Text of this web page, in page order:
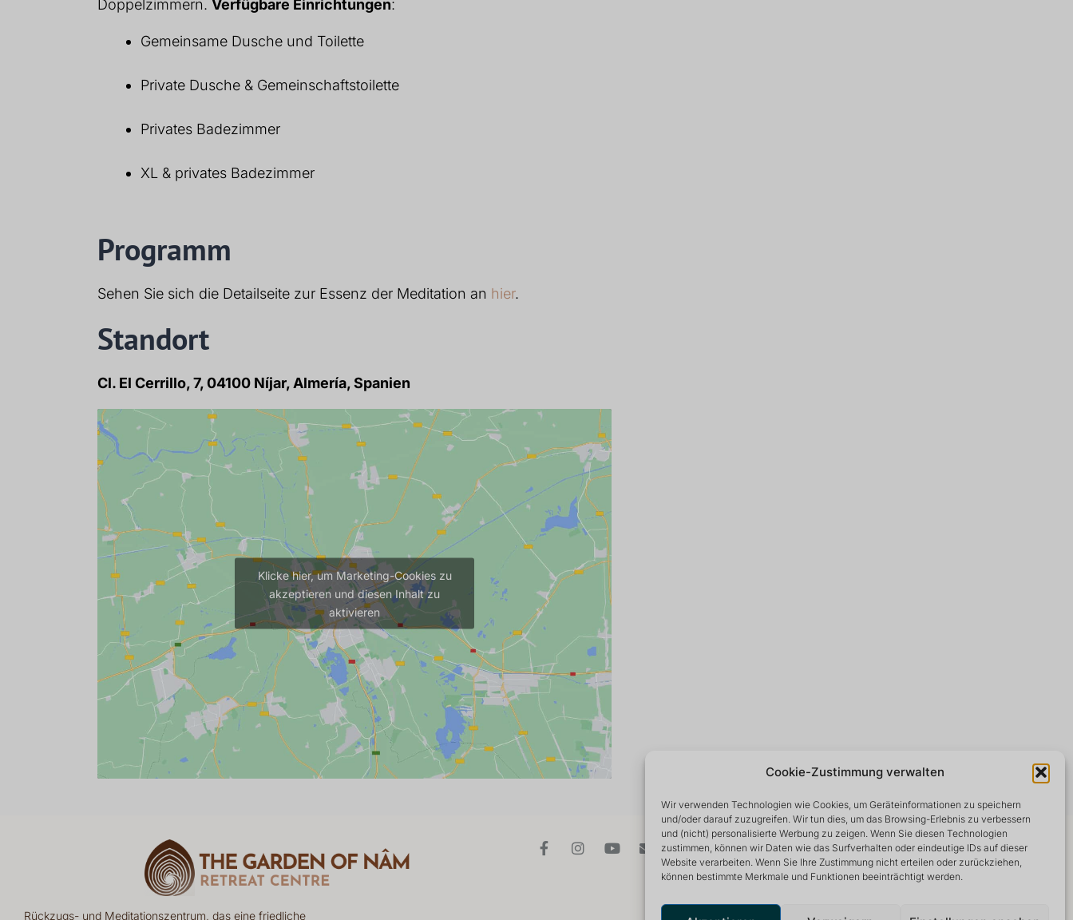
Cookie-Zustimmung verwalten
Wir verwenden Technologien wie Cookies, um Geräteinformationen zu speichern
und/oder darauf zuzugreifen. Wir tun dies, um das Browsing-Erlebnis zu verbessern
und (nicht) personalisierte Werbung zu zeigen. Wenn Sie diesen Technologien
zustimmen, können wir Daten wie das Surfverhalten oder eindeutige IDs auf dieser
Website verarbeiten. Wenn Sie Ihre Zustimmung nicht erteilen oder zurückziehen,
können bestimmte Merkmale und Funktionen beeinträchtigt werden.
Doppelzimmern. Verfügbare Einrichtungen:
Gemeinsame Dusche und Toilette
Private Dusche & Gemeinschaftstoilette
Privates Badezimmer
XL & privates Badezimmer
Programm
Sehen Sie sich die Detailseite zur Essenz der Meditation an hier.
Standort
Cl. El Cerrillo, 7, 04100 Níjar, Almería, Spanien
Klicke hier, um Marketing-Cookies zu
akzeptieren und diesen Inhalt zu
aktivieren
Rückzugs- und Meditationszentrum, das eine friedliche